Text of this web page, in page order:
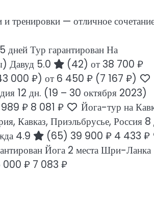
тренировки — отличное
дней Тур гарантирован На
Давуд 5.0 (42) от 38 700 ₽
000 ₽) от 6 450 ₽ (7 167 ₽)
12 дн. (19 – 30 октября 2023)
₽ 8 081 ₽
Йога-тур на
Кавказ, Приэльбрусье, Россия 8
4.9 (65) 39 900 ₽ 4 433 ₽
Йога 2 места Шри-Ланка
000 ₽ 7 083 ₽